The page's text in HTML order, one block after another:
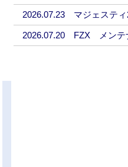
2026.07.23 マジェステ
2026.07.20 FZX メンテ